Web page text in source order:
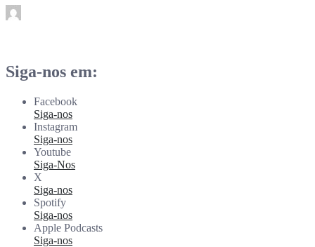
Siga-nos em:
Facebook
Siga-nos
Instagram
Siga-nos
Youtube
Siga-Nos
X
Siga-nos
Spotify
Siga-nos
Apple Podcasts
Siga-nos